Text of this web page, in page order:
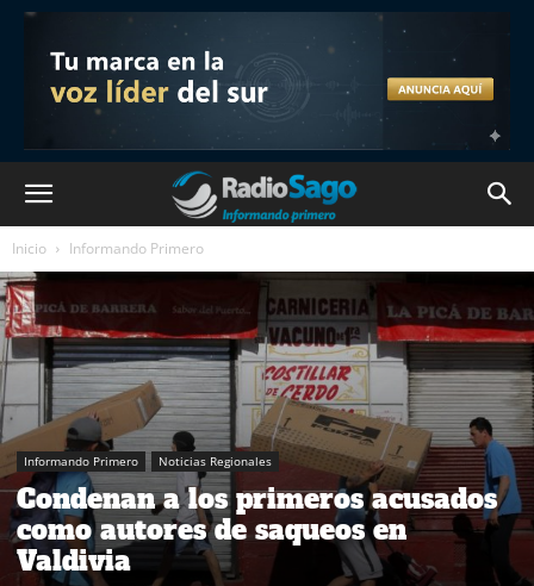
Inicio Informando Primero
Informando Primero Noticias Regionales
Condenan a los primeros acusados
como autores de saqueos en
Valdivia